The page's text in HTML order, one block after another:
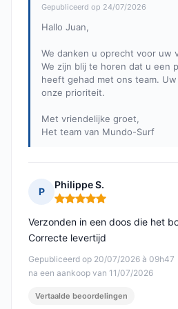
Gepubliceerd op 24/07/2026
Hallo Juan,
We danken u oprecht voor uw
We zijn blij te horen dat u een
heeft gehad met ons team.
onze prioriteit.
Met vriendelijke groet,
Het team van Mundo-Surf
P
Philippe S.
Opmerking: 5 van 5
Gepubliceerd op 20/07/2026 à 09h47
na een aankoop van 11/07/2026
Verzonden in een doos die het
Correcte levertijd
Vertaalde beoordelingen